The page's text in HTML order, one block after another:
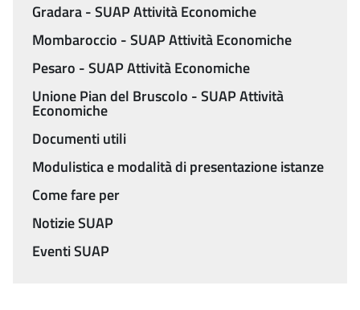
Gradara - SUAP Attività Economiche
Mombaroccio - SUAP Attività Economiche
Pesaro - SUAP Attività Economiche
Unione Pian del Bruscolo - SUAP Attività
Economiche
Documenti utili
Modulistica e modalità di presentazione istanze
Come fare per
Notizie SUAP
Eventi SUAP